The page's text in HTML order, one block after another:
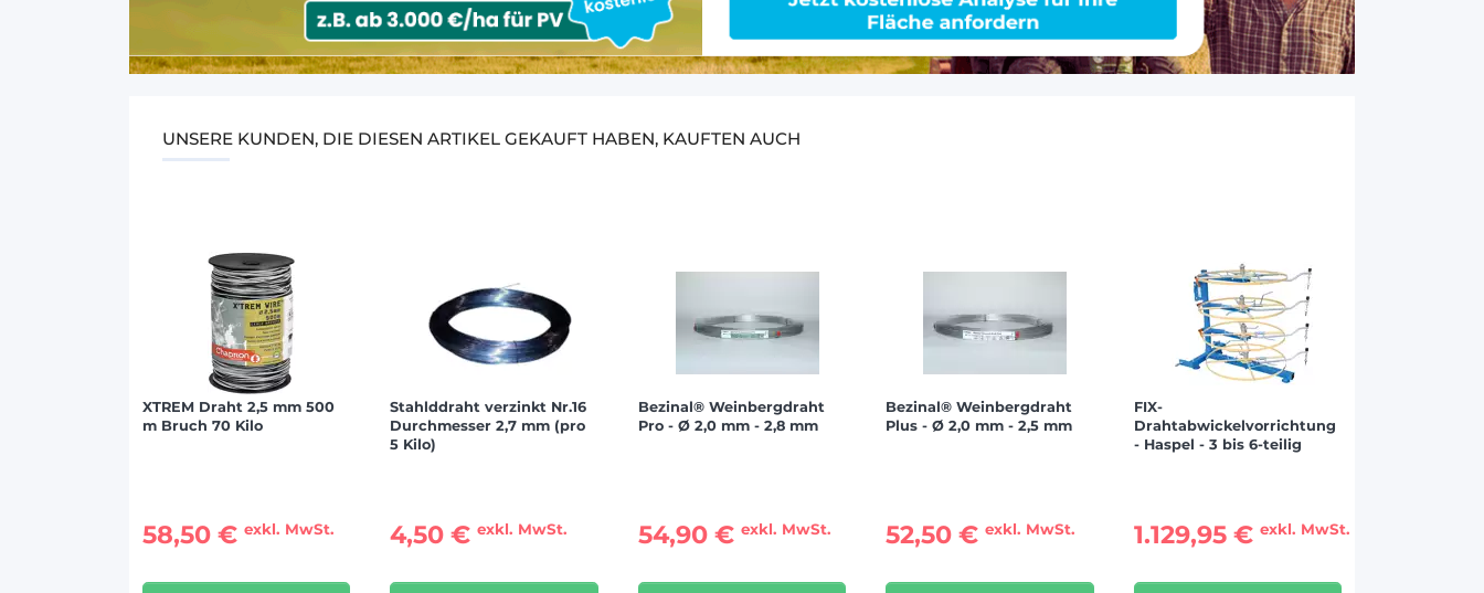
UNSERE KUNDEN, DIE DIESEN ARTIKEL GEKAUFT HABEN, KAUFTEN AUCH
XTREM Draht 2,5 mm 500
m Bruch 70 Kilo
58,50 € exkl. MwSt.
Stahlddraht verzinkt Nr.16
Durchmesser 2,7 mm (pro
5 Kilo)
4,50 €exkl. MwSt.
Bezinal® Weinbergdraht
Pro - Ø 2,0 mm - 2,8 mm
54,90 € exkl. MwSt.
Bezinal® Weinbergdraht
Plus - Ø 2,0 mm - 2,5 mm
52,50 €exkl. MwSt.
FIX-
Drahtabwickelvorrichtung
- Haspel - 3 bis 6-teilig
1.129,95 € exkl. MwSt.